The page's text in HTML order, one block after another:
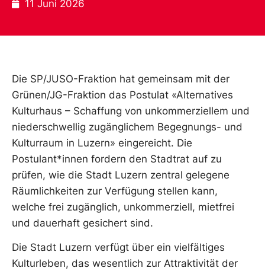
11 Juni 2026
Die SP/JUSO-Fraktion hat gemeinsam mit der
Grünen/JG-Fraktion das Postulat «Alternatives
Kulturhaus – Schaffung von unkommerziellem und
niederschwellig zugänglichem Begegnungs- und
Kulturraum in Luzern» eingereicht. Die
Postulant*innen fordern den Stadtrat auf zu
prüfen, wie die Stadt Luzern zentral gelegene
Räumlichkeiten zur Verfügung stellen kann,
welche frei zugänglich, unkommerziell, mietfrei
und dauerhaft gesichert sind.
Die Stadt Luzern verfügt über ein vielfältiges
Kulturleben, das wesentlich zur Attraktivität der